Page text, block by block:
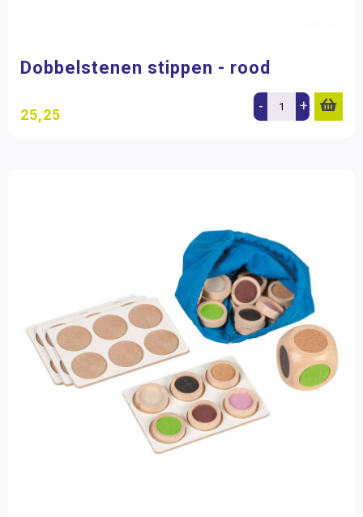
Dobbelstenen stippen - rood
25,25 - +